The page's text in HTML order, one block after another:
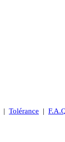
| Tolérance |